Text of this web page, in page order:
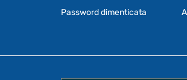
Password dimenticata